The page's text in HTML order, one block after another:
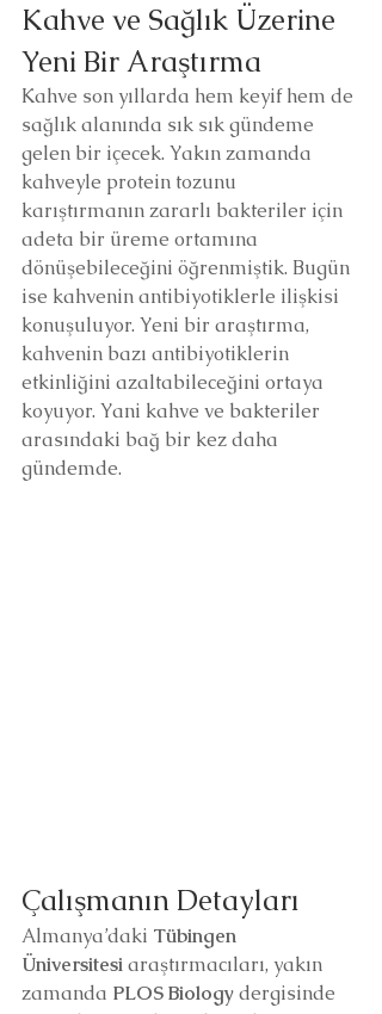
Kahve ve Sağlık Üzerine
Yeni Bir Araştırma
Kahve son yıllarda hem keyif hem de
sağlık alanında sık sık gündeme
gelen bir içecek. Yakın zamanda
kahveyle protein tozunu
karıştırmanın zararlı bakteriler için
adeta bir üreme ortamına
dönüşebileceğini öğrenmiştik. Bugün
ise kahvenin antibiyotiklerle ilişkisi
konuşuluyor. Yeni bir araştırma,
kahvenin bazı antibiyotiklerin
etkinliğini azaltabileceğini ortaya
koyuyor. Yani kahve ve bakteriler
arasındaki bağ bir kez daha
gündemde.
Çalışmanın Detayları
Almanya’daki Tübingen
Üniversitesi araştırmacıları, yakın
zamanda PLOS Biology dergisinde